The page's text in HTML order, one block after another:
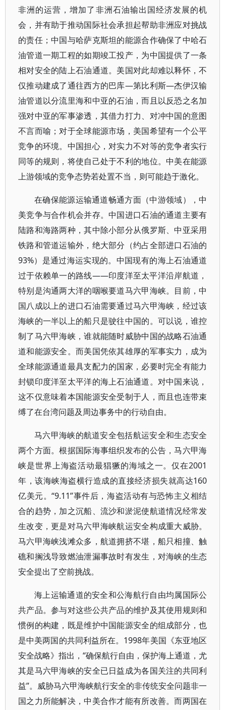
非洲的运营，增加了非洲石油输出国经济发展的机
会，并有助于推动国际社会承担起帮助非洲应对挑战
的责任；中国与哈萨克斯坦的能源合作确保了中哈石
油管道一期工程的如期竣工投产，为中国提供了一条
相对安全的陆上石油通道。美国对此却难以释怀，不
仅推动建成了通往西方的巴库—第比利斯—杰伊汉输
油管道以分流里海和中亚的石油，而且以反恐之名加
强对中亚的军事渗透，其借力打力、对冲中国的意图
不言而喻；对于全球能源市场，美国希望有一个公平
竞争的环境。中国担心，对实力不对等的竞争者实行
同等的规则，将使自己处于不利的地位。中美在能源
上游领域的竞争态势若处置不当，则可能趋于激化。
在确保能源运输通道畅通方面（中游领域），中
美竞争与合作机会并存。中国进口石油的通道主要有
陆路和海路两种，其中除小部分从俄罗斯、中亚采用
铁路和管道运输外，绝大部分（约占全部进口石油的
93%）是通过海运实现的。中国现有的海上石油通道
过于依赖单一的路线——印度洋至太平洋沿岸航道，
特别是沟通两大洋的咽喉要道马六甲海峡。目前，中
国八成以上的进口石油需要通过马六甲海峡，经过该
海峡的一半以上的船只是驶往中国的。可以说，谁控
制了马六甲海峡，谁就能随时威胁中国的战略石油通
道和能源安全。而美国凭依其雄厚的军事实力，成为
全球能源通道最具支配力的国家，必要时完全有能力
封锁印度洋至太平洋的海上石油通道。对中国来说，
这不仅意味着本国能源安全受制于人，而且也连带束
缚了在台湾问题及周边事务中的行动自由。
马六甲海峡的航道安全包括航运安全和生态安全
两个方面。根据国际海事组织发布的公告，马六甲海
峡是世界上海盗活动最猖獗的海域之一。仅在2001
年，该海峡海盗横行造成的直接经济损失就高达160
亿美元。“9.11”事件后，海盗活动有与恐怖主义相结
合的趋势，加之沉船、流沙和淤泥使航道情况经常发
生改变，更是对马六甲海峡航运安全构成重大威胁。
马六甲海峡浅滩众多，航道拥挤不堪，船只相撞、触
礁和搁浅导致燃油泄漏事故时有发生，对海峡的生态
安全提出了空前挑战。
海上运输通道的安全和公海航行自由均属国际公
共产品。参与对这些公共产品的维护及其使用规则和
惯例的构建，既是维护中国能源安全的组成部分，也
是中美两国的共同利益所在。1998年美国《东亚地区
安全战略》指出，“确保航行自由，保护海上通道，尤
其是马六甲海峡的安全已日益成为各国关注的共同利
益”。威胁马六甲海峡航行安全的非传统安全问题非一
国之力所能解决，中美合作才能有所改善。而两国在